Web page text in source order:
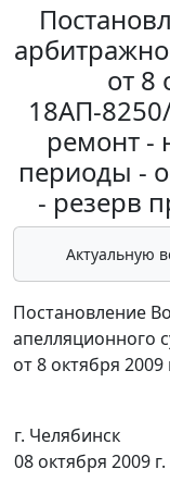
от 8
18АП-
ремонт -
периоды -
- резерв
Актуальную
Постановление
апелляционного
от 8 октября
г. Челябинск
08 октября 2009 г.